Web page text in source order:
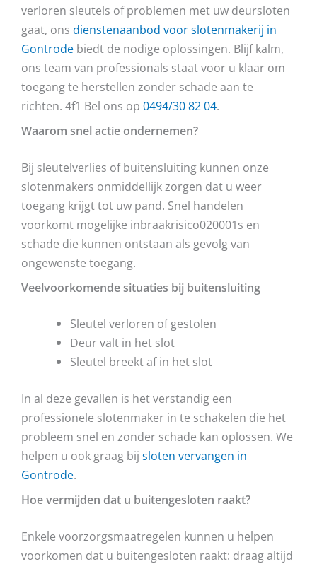
verloren sleutels of problemen met uw deursloten
gaat, ons dienstenaanbod voor slotenmakerij in
Gontrode biedt de nodige oplossingen. Blijf kalm,
ons team van professionals staat voor u klaar om
toegang te herstellen zonder schade aan te
richten. 4f1 Bel ons op 0494/30 82 04.
Waarom snel actie ondernemen?
Bij sleutelverlies of buitensluiting kunnen onze
slotenmakers onmiddellijk zorgen dat u weer
toegang krijgt tot uw pand. Snel handelen
voorkomt mogelijke inbraakrisico020001s en
schade die kunnen ontstaan als gevolg van
ongewenste toegang.
Veelvoorkomende situaties bij buitensluiting
Sleutel verloren of gestolen
Deur valt in het slot
Sleutel breekt af in het slot
In al deze gevallen is het verstandig een
professionele slotenmaker in te schakelen die het
probleem snel en zonder schade kan oplossen. We
helpen u ook graag bij sloten vervangen in
Gontrode.
Hoe vermijden dat u buitengesloten raakt?
Enkele voorzorgsmaatregelen kunnen u helpen
voorkomen dat u buitengesloten raakt: draag altijd